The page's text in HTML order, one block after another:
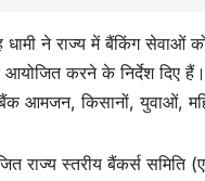
धामी ने राज्य में बैंकिंग
करने के निर्देश दिए
बैंक आमजन, किसानों, युवाओं,
राज्य स्तरीय बैंकर्स